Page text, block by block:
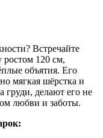
Встречайте
120 см,
объятия. Его
мягкая шёрстка и
груди, делают его не
любви и заботы.